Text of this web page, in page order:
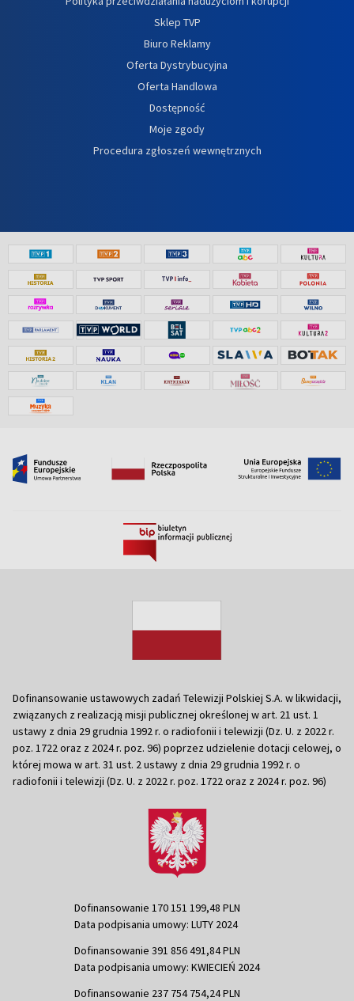
Sklep TVP
Biuro Reklamy
Oferta Dystrybucyjna
Oferta Handlowa
Dostępność
Moje zgody
Procedura zgłoszeń wewnętrznych
Dofinansowanie ustawowych zadań Telewizji Polskiej S.A. w likwidacji,
związanych z realizacją misji publicznej określonej w art. 21 ust. 1
ustawy z dnia 29 grudnia 1992 r. o radiofonii i telewizji (Dz. U. z 2022 r.
poz. 1722 oraz z 2024 r. poz. 96) poprzez udzielenie dotacji celowej, o
której mowa w art. 31 ust. 2 ustawy z dnia 29 grudnia 1992 r. o
radiofonii i telewizji (Dz. U. z 2022 r. poz. 1722 oraz z 2024 r. poz. 96)
Dofinansowanie 170 151 199,48 PLN
Data podpisania umowy: LUTY 2024
Dofinansowanie 391 856 491,84 PLN
Data podpisania umowy: KWIECIEŃ 2024
Dofinansowanie 237 754 754,24 PLN